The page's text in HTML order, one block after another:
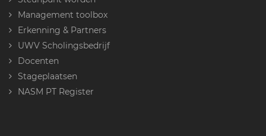
Management toolbox
Erkenning & Partners
UWV Scholingsbedrijf
Docenten
Stageplaatsen
NASM PT Register